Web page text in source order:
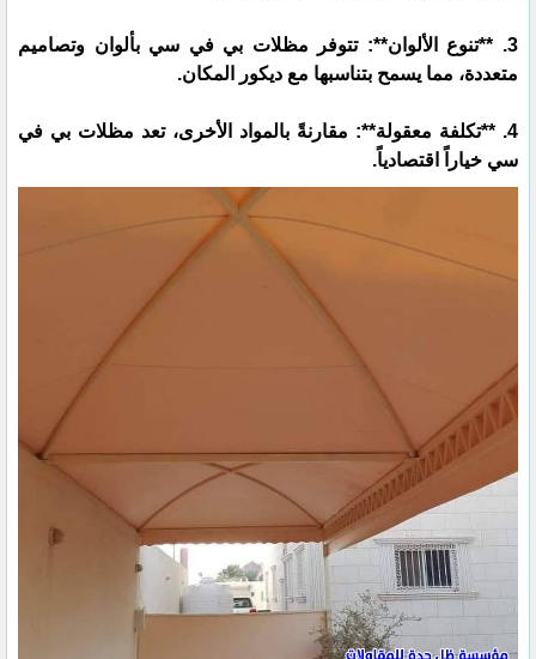
3. **تنوع الألوان**: تتوفر مظلات بي في سي بألوان وتصاميم
متعددة، مما يسمح بتناسبها مع ديكور المكان.
4. **تكلفة معقولة**: مقارنةً بالمواد الأخرى، تعد مظلات بي في
سي خياراً اقتصادياً.